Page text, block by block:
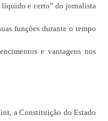
líquido e certo” do jornalista
funções durante o tempo
e vantagens nos
a Constituição do Estado